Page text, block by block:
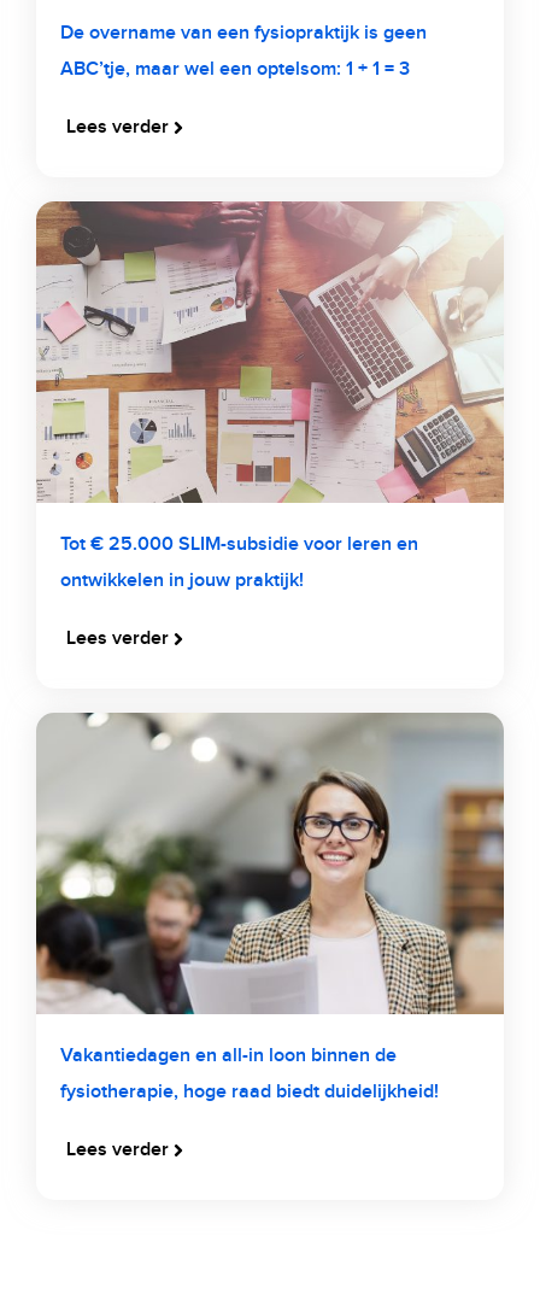
De overname van een fysiopraktijk is geen
ABC’tje, maar wel een optelsom: 1 + 1 = 3
Lees verder
Tot € 25.000 SLIM-subsidie voor leren en
ontwikkelen in jouw praktijk!
Lees verder
Vakantiedagen en all-in loon binnen de
fysiotherapie, hoge raad biedt duidelijkheid!
Lees verder